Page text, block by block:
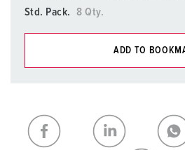
Std. Pack.
8 Qty.
ADD TO
My list